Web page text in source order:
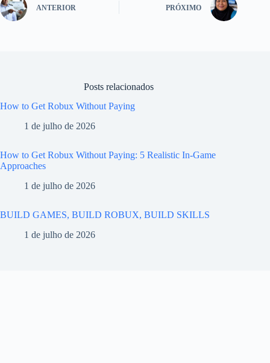
ANTERIOR PRÓXIMO
Posts relacionados
How to Get Robux Without Paying
1 de julho de 2026
How to Get Robux Without Paying: 5 Realistic In-Game
Approaches
1 de julho de 2026
BUILD GAMES, BUILD ROBUX, BUILD SKILLS
1 de julho de 2026